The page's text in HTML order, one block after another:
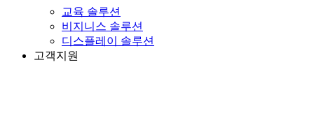
교육 솔루션
비지니스 솔루션
디스플레이 솔루션
고객지원